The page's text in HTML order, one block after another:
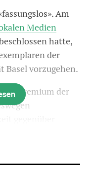
Am
Medien
hatte,
der
Basel vorzugehen.
Gremium der